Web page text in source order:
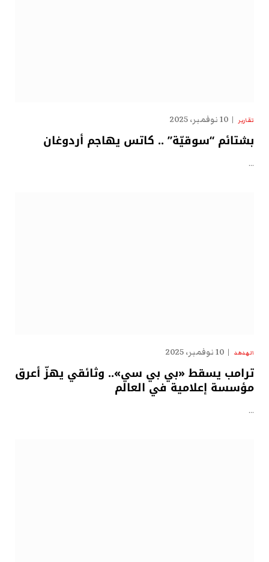
تقارير 10 نوفمبر، 2025
بشتائم “سوقيّة” .. كاتس يهاجم أردوغان
…
الهدهد 10 نوفمبر، 2025
ترامب يسقط «بي بي سي».. وثائقي يهزّ أعرق
مؤسسة إعلامية في العالم
…